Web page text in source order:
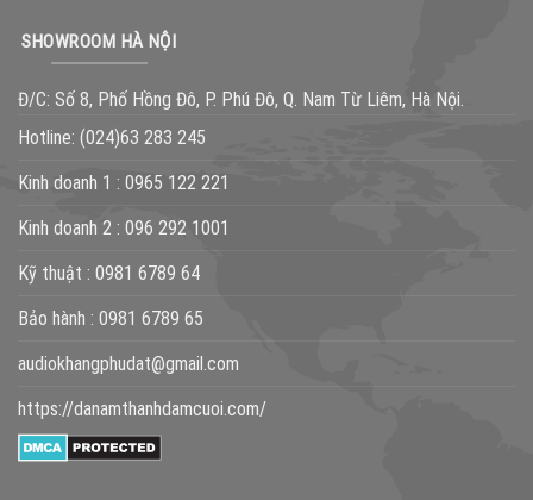
SHOWROOM HÀ NỘI
Đ/C: Số 8, Phố Hồng Đô, P. Phú Đô, Q. Nam Từ Liêm, Hà Nội.
Hotline: (024)63 283 245
Kinh doanh 1 : 0965 122 221
Kinh doanh 2 : 096 292 1001
Kỹ thuật : 0981 6789 64
Bảo hành : 0981 6789 65
audiokhangphudat@gmail.com
https://danamthanhdamcuoi.com/